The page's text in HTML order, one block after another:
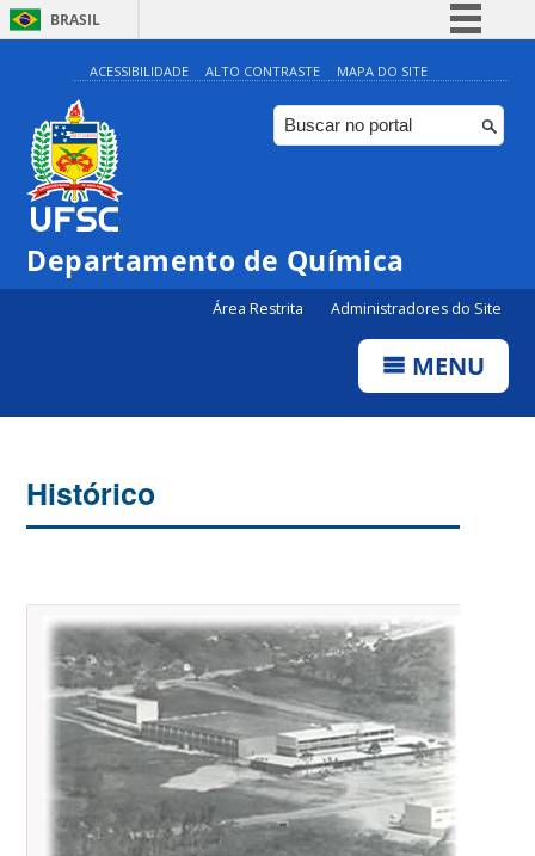
BRASIL
Simplifique!
Comunica BR
Participe
Canais
ACESSIBILIDADE ALTO CONTRASTE MAPA DO SITE
Departamento de Química
Área Restrita Administradores do Site
MENU
Histórico